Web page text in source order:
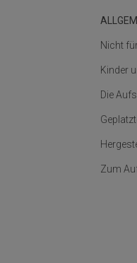
Nicht
Kinder
Die
Zum